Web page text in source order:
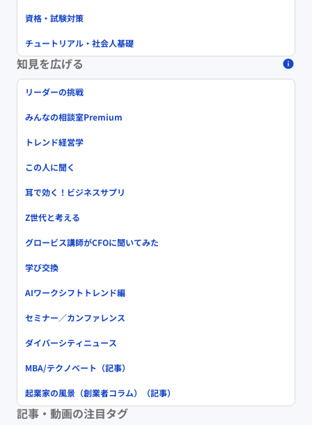
資格・試験対策
チュートリアル・社会人基礎
知見を広げる
リーダーの挑戦
みんなの相談室Premium
トレンド経営学
この人に聞く
耳で効く！ビジネスサプリ
Z世代と考える
グロービス講師がCFOに聞いてみた
学び交換
AIワークシフトトレンド編
セミナー／カンファレンス
ダイバーシティニュース
MBA/テクノベート（記事）
起業家の風景（創業者コラム）（記事）
記事・動画の注目タグ